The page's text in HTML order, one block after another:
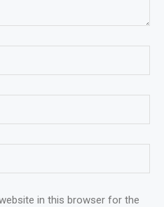
in this browser for the